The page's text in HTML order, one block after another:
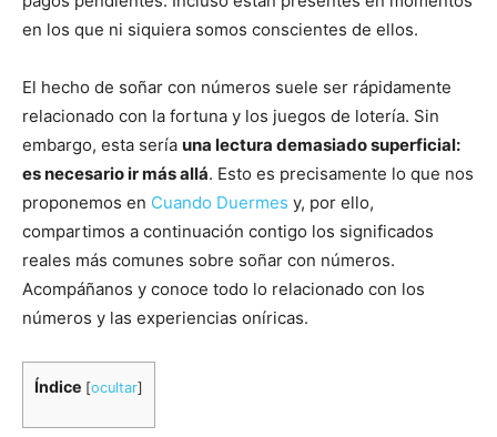
en los que ni siquiera somos conscientes de ellos.
El hecho de soñar con números suele ser rápidamente
relacionado con la fortuna y los juegos de lotería. Sin
embargo, esta sería una lectura demasiado superficial:
es necesario ir más allá. Esto es precisamente lo que nos
proponemos en Cuando Duermes y, por ello,
compartimos a continuación contigo los significados
reales más comunes sobre soñar con números.
Acompáñanos y conoce todo lo relacionado con los
números y las experiencias oníricas.
Índice [ocultar]